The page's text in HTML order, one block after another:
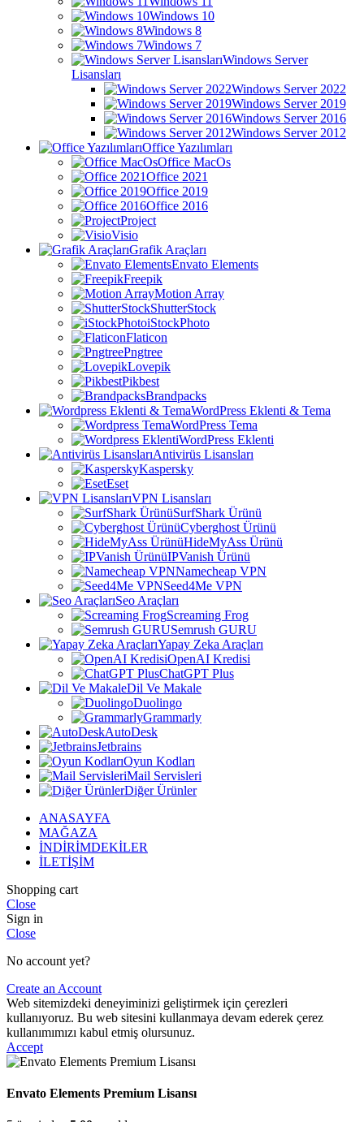
Windows 10
Windows 8
Windows 7
Windows Server
Lisansları
Windows Server 2022
Windows Server 2019
Windows Server 2016
Windows Server 2012
Office Yazılımları
Office MacOs
Office 2021
Office 2019
Office 2016
Project
Visio
Grafik Araçları
Envato Elements
Freepik
Motion Array
ShutterStock
iStockPhoto
Flaticon
Pngtree
Lovepik
Pikbest
Brandpacks
WordPress Eklenti & Tema
WordPress Tema
WordPress Eklenti
Antivirüs Lisansları
Kaspersky
Eset
VPN Lisansları
SurfShark Ürünü
Cyberghost Ürünü
HideMyAss Ürünü
IPVanish Ürünü
Namecheap VPN
Seed4Me VPN
Seo Araçları
Screaming Frog
Semrush GURU
Yapay Zeka Araçları
OpenAI Kredisi
ChatGPT Plus
Dil Ve Makale
Duolingo
Grammarly
AutoDesk
Jetbrains
Oyun Kodları
Mail Servisleri
Diğer Ürünler
ANASAYFA
MAĞAZA
İNDİRİMDEKİLER
İLETİŞİM
Shopping cart
Close
Sign in
Close
No account yet?
Create an Account
Web sitemizdeki deneyiminizi geliştirmek için çerezleri
kullanıyoruz. Bu web sitesini kullanmaya devam ederek çerez
kullanımımızı kabul etmiş olursunuz.
Accept
Envato Elements Premium Lisansı